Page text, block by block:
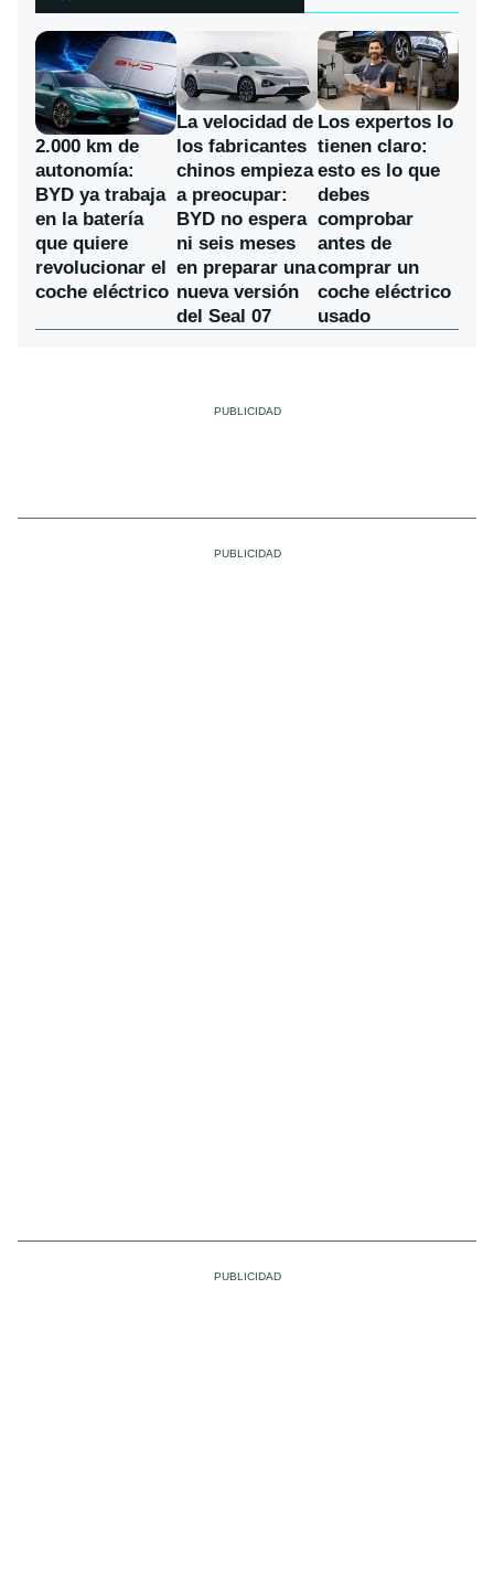
2.000 km de
autonomía:
BYD ya trabaja
en la batería
que quiere
revolucionar el
coche eléctrico
La velocidad de
los fabricantes
chinos empieza
a preocupar:
BYD no espera
ni seis meses
en preparar una
nueva versión
del Seal 07
Los expertos lo
tienen claro:
esto es lo que
debes
comprobar
antes de
comprar un
coche eléctrico
usado